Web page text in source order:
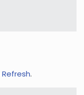
Refresh.